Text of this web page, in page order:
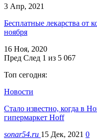
3 Апр, 2021
Бесплатные лекарства от
ноября
16 Ноя, 2020
Пред След 1 из 5 067
Топ сегодня:
Новости
Стало известно, когда в
гипермаркет Hoff
sonar54.ru 15 Дек, 2021 0